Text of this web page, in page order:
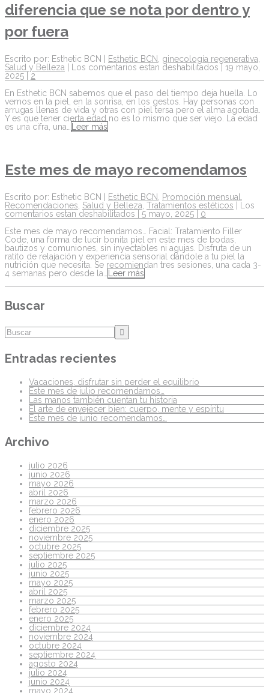
diferencia que se nota por dentro y
por fuera
Escrito por: Esthetic BCN | Esthetic BCN ginecología regenerativa
Salud y Belleza | Los comentarios estan deshabilitados| 19 mayo,
2025 |2
En Esthetic BCN sabemos que el paso del tiempo deja huella. Lo
vemos en la piel, en la sonrisa, en los gestos. Hay personas con
arrugas llenas de vida y otras con piel tersa pero el alma agotada.
Y es que tener cierta edad no es lo mismo que ser viejo. La edad
es una cifra, una…
Leer más
Este mes de mayo recomendamos
Escrito por: Esthetic BCN | Esthetic BCN, Promoción mensual,
Recomendaciones, Salud y Belleza, Tratamientos estéticos
Los
comentarios estan deshabilitados | 5 mayo, 2025 | 0
Este mes de mayo recomendamos… Facial: Tratamiento Filler
Code, una forma de lucir bonita piel en este mes de bodas,
bautizos y comuniones, sin inyectables ni agujas. Disfruta de un
ratito de relajación y experiencia sensorial dándole a tu piel la
nutrición que necesita. Se recomiendan tres sesiones, una cada 3-
4 semanas pero desde la… Leer más
Buscar
Entradas recientes
Vacaciones, disfrutar sin perder el equilibrio
Este mes de julio recomendamos…
Las manos también cuentan tu historia
El arte de envejecer bien: cuerpo, mente y espíritu
Este mes de junio recomendamos…
Archivo
julio 2026
junio 2026
mayo 2026
abril 2026
marzo 2026
febrero 2026
enero 2026
diciembre 2025
noviembre 2025
octubre 2025
septiembre 2025
julio 2025
junio 2025
mayo 2025
abril 2025
marzo 2025
febrero 2025
enero 2025
diciembre 2024
noviembre 2024
octubre 2024
septiembre 2024
agosto 2024
julio 2024
junio 2024
mayo 2024